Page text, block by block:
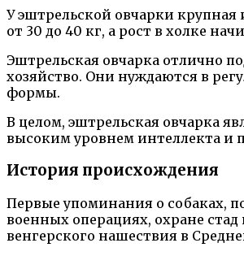
У эштрельской овчарки крупная
от 30 до 40 кг, а рост в холке
Эштрельская овчарка отлично
хозяйство. Они нуждаются в
формы.
В целом, эштрельская овчарка
высоким уровнем интеллекта и
История происхождения
Первые упоминания о собаках,
военных операциях, охране
венгерского нашествия в